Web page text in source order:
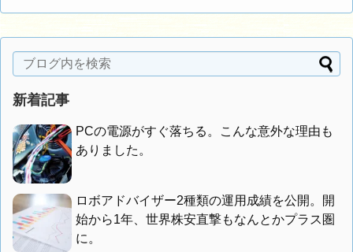
新着記事
PCの電源がすぐ落ちる。こんな意外な理由も
ありました。
ロボアドバイザー2種類の運用成績を公開。開
始から1年、世界株安直撃もなんとかプラス圏
に。